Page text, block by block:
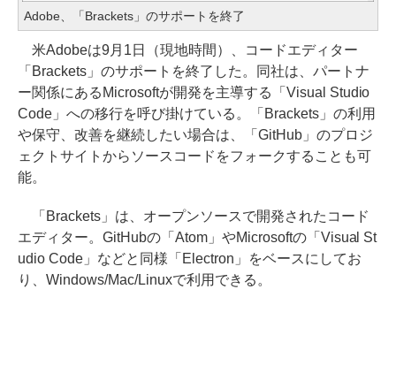
Adobe、「Brackets」のサポートを終了
米Adobeは9月1日（現地時間）、コードエディター
「Brackets」のサポートを終了した。同社は、パートナ
ー関係にあるMicrosoftが開発を主導する「Visual Studio
Code」への移行を呼び掛けている。「Brackets」の利用
や保守、改善を継続したい場合は、「GitHub」のプロジ
ェクトサイトからソースコードをフォークすることも可
能。
「Brackets」は、オープンソースで開発されたコード
エディター。GitHubの「Atom」やMicrosoftの「Visual St
udio Code」などと同様「Electron」をベースにしてお
り、Windows/Mac/Linuxで利用できる。